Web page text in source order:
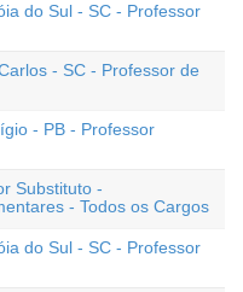
do Sul - SC - Professor
- SC - Professor de
- PB - Professor
Substituto -
- Todos os Cargos
do Sul - SC - Professor